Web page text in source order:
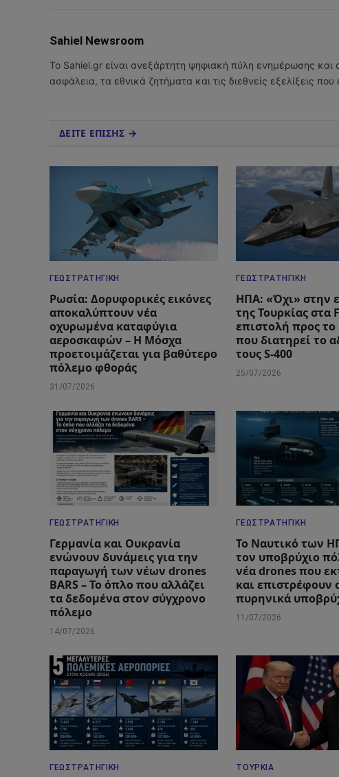
Sahiel Newsroom
Το Sahiel.gr είναι ανεξάρτητη ψηφιακή πύλη ενημέρωσης
ασφάλεια, τα εθνικά ζητήματα και τις διεθνείς εξελίξεις
ΔΕΙΤΕ ΕΠΙΣΗΣ →
ΓΕΩΣΤΡΑΤΗΓΙΚΉ
Ρωσία: Δορυφορικές εικόνες
αποκαλύπτουν νέα
οχυρωμένα καταφύγια
αεροσκαφών – Η Μόσχα
προετοιμάζεται για βαθύτερο
πόλεμο φθοράς
31/07/2026
ΓΕΩΣΤΡΑΤΗΓΙΚΉ
ΗΠΑ: «Όχι» στην
της Τουρκίας στα
επιστολή προς
που διατηρεί το
τους S-400
25/07/2026
ΓΕΩΣΤΡΑΤΗΓΙΚΉ
Γερμανία και Ουκρανία
ενώνουν δυνάμεις για την
παραγωγή των νέων drones
BARS – Το όπλο που αλλάζει
τα δεδομένα στον σύγχρονο
πόλεμο
14/07/2026
ΓΕΩΣΤΡΑΤΗΓΙΚΉ
Το Ναυτικό των
τον υποβρύχιο
νέα drones που
και επιστρέφουν
πυρηνικά
11/07/2026
ΓΕΩΣΤΡΑΤΗΓΙΚΉ ΤΟΥΡΚΊΑ